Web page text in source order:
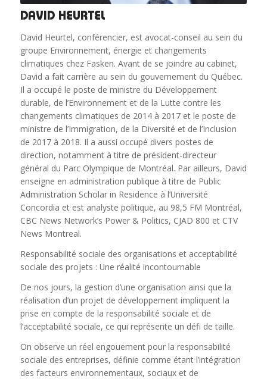
DAVID HEURTEL
David Heurtel, conférencier, est avocat-conseil au sein du
groupe Environnement, énergie et changements
climatiques chez Fasken. Avant de se joindre au cabinet,
David a fait carrière au sein du gouvernement du Québec.
Il a occupé le poste de ministre du Développement
durable, de l’Environnement et de la Lutte contre les
changements climatiques de 2014 à 2017 et le poste de
ministre de l’Immigration, de la Diversité et de l’Inclusion
de 2017 à 2018. Il a aussi occupé divers postes de
direction, notamment à titre de président-directeur
général du Parc Olympique de Montréal. Par ailleurs, David
enseigne en administration publique à titre de Public
Administration Scholar in Residence à l’Université
Concordia et est analyste politique, au 98,5 FM Montréal,
CBC News Network’s Power & Politics, CJAD 800 et CTV
News Montreal.
Responsabilité sociale des organisations et acceptabilité
sociale des projets : Une réalité incontournable
De nos jours, la gestion d’une organisation ainsi que la
réalisation d’un projet de développement impliquent la
prise en compte de la responsabilité sociale et de
l’acceptabilité sociale, ce qui représente un défi de taille.
On observe un réel engouement pour la responsabilité
sociale des entreprises, définie comme étant l’intégration
des facteurs environnementaux, sociaux et de